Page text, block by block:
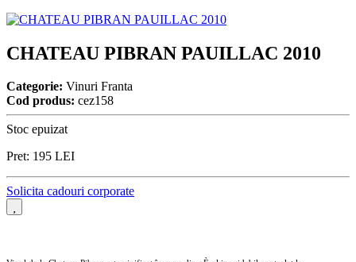
CHATEAU PIBRAN PAUILLAC 2010
Categorie: Vinuri Franta
Cod produs: cez158
Stoc epuizat
Pret: 195 LEI
Solicita cadouri corporate